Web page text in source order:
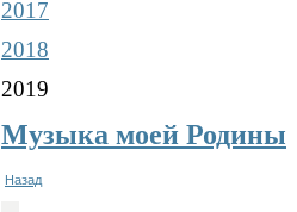
2017
2018
2019
Музыка моей Родины
Назад